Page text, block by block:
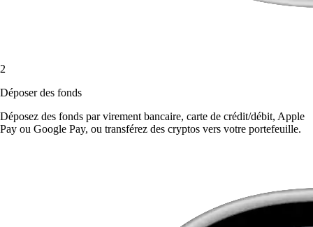
2
Déposer des fonds
Déposez des fonds par virement bancaire, carte de crédit/débit, Apple
Pay ou Google Pay, ou transférez des cryptos vers votre portefeuille.